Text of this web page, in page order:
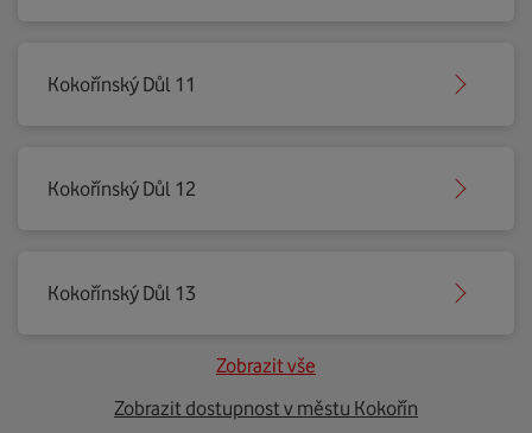
Kokořínský Důl 11
Kokořínský Důl 12
Kokořínský Důl 13
Zobrazit vše
Zobrazit dostupnost v městu Kokořín